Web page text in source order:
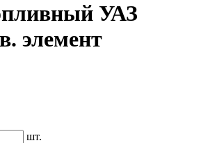
УАЗ
элемент
шт.